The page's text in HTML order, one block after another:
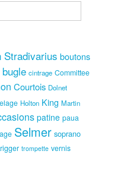
Stradivarius boutons
bugle cintrage Committee
Courtois Dolnet
Holton King Martin
patine paua
Selmer soprano
trompette vernis